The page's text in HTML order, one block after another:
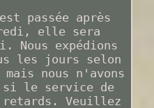
passée après
elle sera
Nous expédions
les jours selon
nous n'avons
le service de
retards. Veuillez